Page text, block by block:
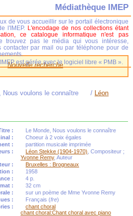
Nouvelle recherche
Nous voulons le connaître / Léon
:
Le Monde, Nous voulons le connaître
:
Choeur à 2 voix égales
:
partition musicale imprimée
:
Léon Stekke (1904-1970) , Compositeur ;
Yvonne Remy, Auteur
:
Bruxelles : Brogneaux
:
1958
:
4 p.
:
32 cm
:
sur un poème de Mme Yvonne Remy
:
Français (fre)
:
chant choral
chant choral:Chant choral avec piano
Médiathèque IMEP
de vous accueillir sur le portail électronique
l'IMEP. L'encodage de nos collections étant
ce catalogue informatique n'est pas
trouvez pas le média qui vous intéresse,
contacter par mail ou par téléphone pour de
est gérée avec le logiciel libre « PMB ».